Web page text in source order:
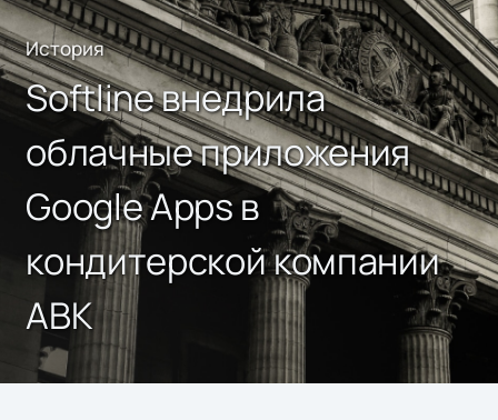
История
Softline внедрила
облачные приложения
Google Apps в
кондитерской компании
АВК